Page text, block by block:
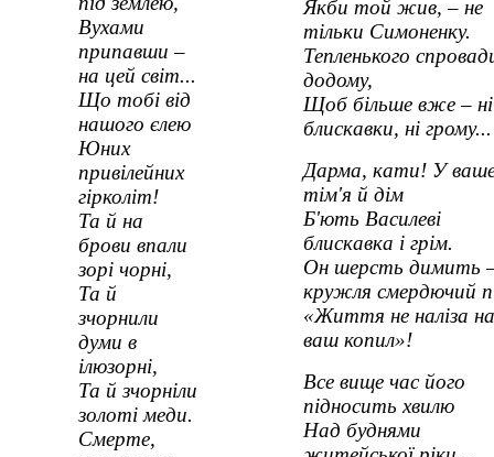
Вухами
припавши –
на цей світ...
Що тобі від
нашого єлею
Юних
привілейних
гірколіт!
Та й на
брови впали
зорі чорні,
Та й
зчорнили
думи в
ілюзорні,
Та й зчорніли
золоті меди.
Смерте,
Якби той жив, – не
тільки Симоненку.
Тепленького
додому,
Щоб більше вже – ні
блискавки, ні грому...
Дарма, кати! У
тім'я й дім
Б'ють Василеві
блискавка і грім.
Он шерсть димить
кружля смердючий
«Життя не наліза на
ваш копил»!
Все вище час його
підносить хвилю
Над буднями